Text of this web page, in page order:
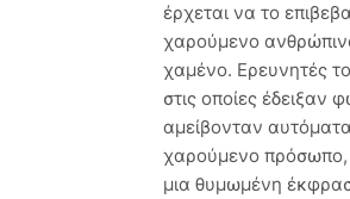
έρχεται να το
χαρούμενο
χαμένο. Ερευνητές
στις οποίες έδειξαν
αμείβονταν
χαρούμενο πρόσωπο,
μια θυμωμένη